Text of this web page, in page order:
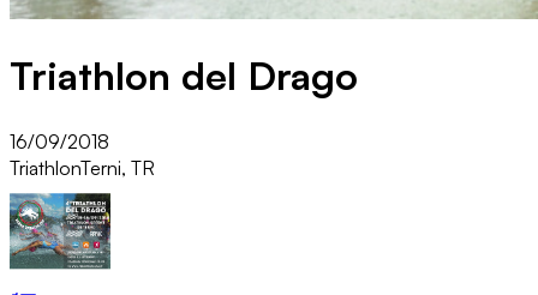
Triathlon del Drago
16/09/2018
TriathlonTerni, TR